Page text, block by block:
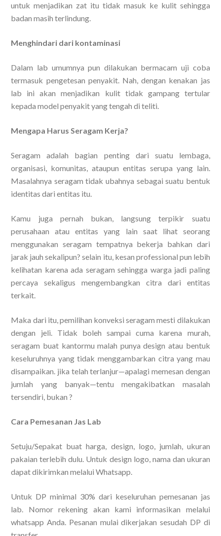
untuk menjadikan zat itu tidak masuk ke kulit sehingga
badan masih terlindung.
Menghindari dari kontaminasi
Dalam lab umumnya pun dilakukan bermacam uji coba
termasuk pengetesan penyakit. Nah, dengan kenakan jas
lab ini akan menjadikan kulit tidak gampang tertular
kepada model penyakit yang tengah di teliti.
Mengapa Harus Seragam Kerja?
Seragam adalah bagian penting dari suatu lembaga,
organisasi, komunitas, ataupun entitas serupa yang lain.
Masalahnya seragam tidak ubahnya sebagai suatu bentuk
identitas dari entitas itu.
Kamu juga pernah bukan, langsung terpikir suatu
perusahaan atau entitas yang lain saat lihat seorang
menggunakan seragam tempatnya bekerja bahkan dari
jarak jauh sekalipun? selain itu, kesan professional pun lebih
kelihatan karena ada seragam sehingga warga jadi paling
percaya sekaligus mengembangkan citra dari entitas
terkait.
Maka dari itu, pemilihan konveksi seragam mesti dilakukan
dengan jeli. Tidak boleh sampai cuma karena murah,
seragam buat kantormu malah punya design atau bentuk
keseluruhnya yang tidak menggambarkan citra yang mau
disampaikan. jika telah terlanjur—apalagi memesan dengan
jumlah yang banyak—tentu mengakibatkan masalah
tersendiri, bukan ?
Cara Pemesanan Jas Lab
Setuju/Sepakat buat harga, design, logo, jumlah, ukuran
pakaian terlebih dulu. Untuk design logo, nama dan ukuran
dapat dikirimkan melalui Whatsapp.
Untuk DP minimal 30% dari keseluruhan pemesanan jas
lab. Nomor rekening akan kami informasikan melalui
whatsapp Anda. Pesanan mulai dikerjakan sesudah DP di